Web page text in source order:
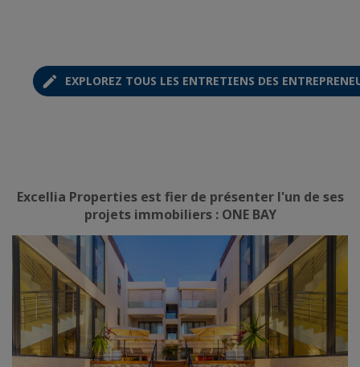
EXPLOREZ TOUS LES ENTRETIENS DES
Excellia Properties est fier de présenter l'un de ses
projets immobiliers : ONE BAY